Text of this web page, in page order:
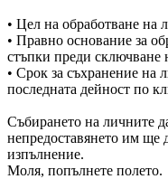
• Цел на обработване на
• Правно основание за
стъпки преди сключване
• Срок за съхранение на
последната дейност по
Събирането на личните
непредоставянето им ще
изпълнение.
Моля, попълнете полето.